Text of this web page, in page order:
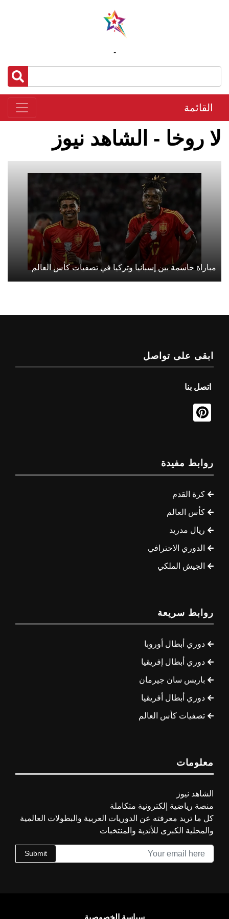
-
القائمة
لا روخا - الشاهد نيوز
مباراة حاسمة بين إسبانيا وتركيا في تصفيات كأس العالم
ابقى على تواصل
اتصل بنا
روابط مفيدة
كرة القدم
كأس العالم
ريال مدريد
الدوري الاحترافي
الجيش الملكي
روابط سريعة
دوري أبطال أوروبا
دوري أبطال إفريقيا
باريس سان جيرمان
دوري أبطال أفريقيا
تصفيات كأس العالم
معلومات
الشاهد نيوز
منصة رياضية إلكترونية متكاملة
كل ما تريد معرفته عن الدوريات العربية والبطولات العالمية
والمحلية الكبرى للأندية والمنتخبات
Submit